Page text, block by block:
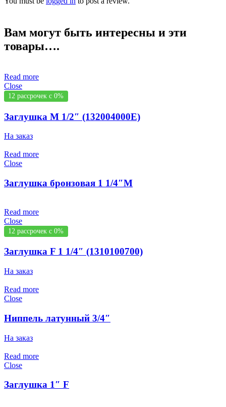
Вам могут быть интересны и эти
товары….
Read more
Close
12 рассрочек с 0%
Заглушка M 1/2″ (132004000E)
На заказ
Read more
Close
Заглушка бронзовая 1 1/4″М
Read more
Close
12 рассрочек с 0%
Заглушка F 1 1/4″ (1310100700)
На заказ
Read more
Close
Ниппель латунный 3/4″
На заказ
Read more
Close
Заглушка 1″ F